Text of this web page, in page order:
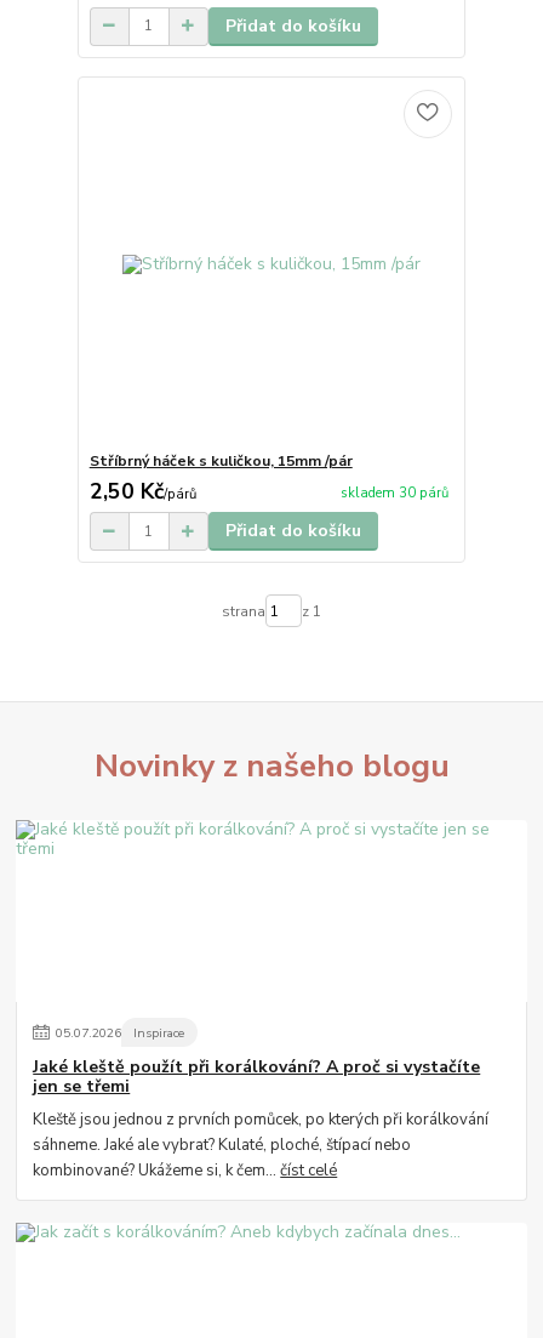
Přidat do košíku
Stříbrný háček s kuličkou, 15mm /pár
2,50 Kč/párů skladem 30 párů
Přidat do košíku
strana z 1
Novinky z našeho blogu
05.07.2026 Inspirace
Jaké kleště použít při korálkování? A proč si vystačíte
jen se třemi
Kleště jsou jednou z prvních pomůcek, po kterých při korálkování
sáhneme. Jaké ale vybrat? Kulaté, ploché, štípací nebo
kombinované? Ukážeme si, k čem...číst celé